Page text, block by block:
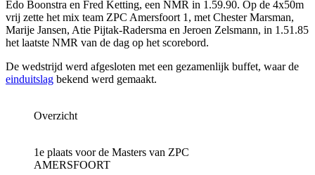
Edo Boonstra en Fred Ketting, een NMR in 1.59.90. Op de 4x50m
vrij zette het mix team ZPC Amersfoort 1, met Chester Marsman,
Marije Jansen, Atie Pijtak-Radersma en Jeroen Zelsmann, in 1.51.85
het laatste NMR van de dag op het scorebord.
De wedstrijd werd afgesloten met een gezamenlijk buffet, waar de
einduitslag bekend werd gemaakt.
Overzicht
1e plaats voor de Masters van ZPC
AMERSFOORT